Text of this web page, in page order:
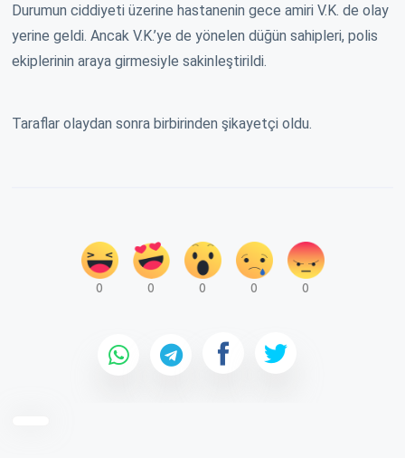
Durumun ciddiyeti üzerine hastanenin gece amiri V.K. de olay
yerine geldi. Ancak V.K.’ye de yönelen düğün sahipleri, polis
ekiplerinin araya girmesiyle sakinleştirildi.
Taraflar olaydan sonra birbirinden şikayetçi oldu.
0 0 0 0 0